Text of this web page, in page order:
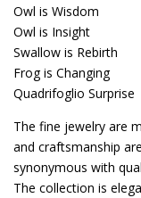
Owl is Wisdom
Owl is Insight
Swallow is Rebirth
Frog is Changing
Quadrifoglio Surprise
The fine jewelry are
and craftsmanship
synonymous with
The collection is